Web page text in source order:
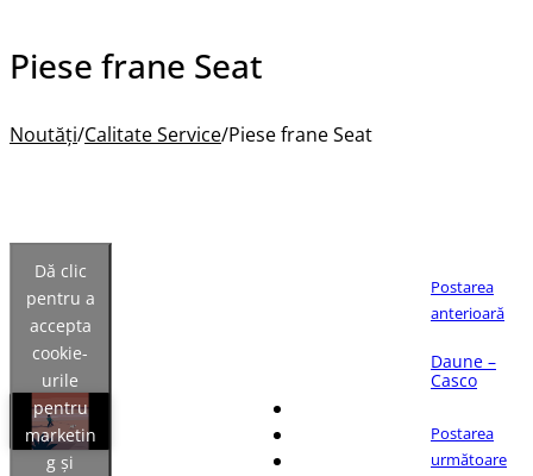
Piese frane Seat
Noutăți/Calitate Service/Piese frane Seat
Dă clic
pentru a
accepta
cookie-
urile
pentru
marketin
g și
Postarea
anterioară
Daune –
Casco
Postarea
următoare